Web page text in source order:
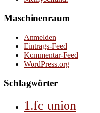
Maschinenraum
Anmelden
Eintrags-Feed
Kommentar-Feed
WordPress.org
Schlagwörter
1.fc union